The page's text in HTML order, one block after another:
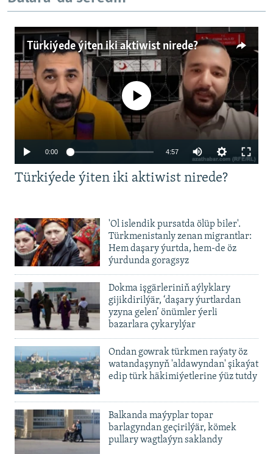
Türkiýede ýiten iki aktiwist nirede?
720p 1080p
No media source currently available
0:00 4:57
240p
720p
Türkiýede ýiten iki aktiwist nirede?
'Ol islendik pursatda ölüp biler'.
Türkmenistanly zenan migrantlar:
Hem daşary ýurtda, hem-de öz
ýurdunda goragsyz
Dokma işgärleriniň aýlyklary
gijikdirilýär, ‘daşary ýurtlardan
yzyna gelen’ önümler ýerli
bazarlara çykarylýar
Ondan gowrak türkmen raýaty öz
watandaşynyň 'aldawyndan' şikaýat
edip türk häkimiýetlerine ýüz tutdy
Balkanda maýyplar topar
barlagyndan geçirilýär, kömek
pullary wagtlaýyn saklandy